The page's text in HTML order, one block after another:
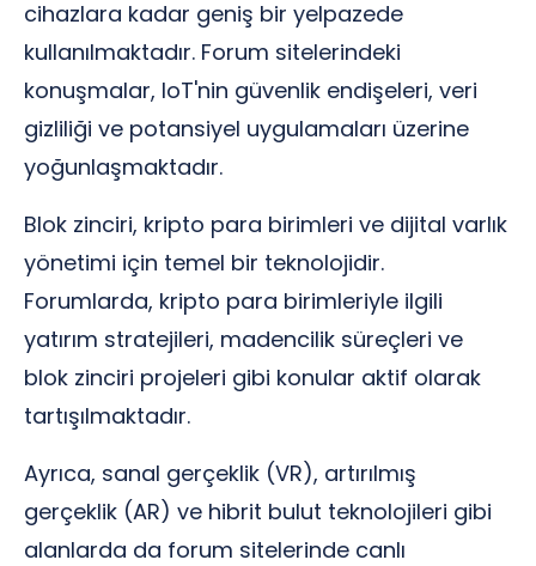
cihazlara kadar geniş bir yelpazede
kullanılmaktadır. Forum sitelerindeki
konuşmalar, IoT'nin güvenlik endişeleri, veri
gizliliği ve potansiyel uygulamaları üzerine
yoğunlaşmaktadır.
Blok zinciri, kripto para birimleri ve dijital varlık
yönetimi için temel bir teknolojidir.
Forumlarda, kripto para birimleriyle ilgili
yatırım stratejileri, madencilik süreçleri ve
blok zinciri projeleri gibi konular aktif olarak
tartışılmaktadır.
Ayrıca, sanal gerçeklik (VR), artırılmış
gerçeklik (AR) ve hibrit bulut teknolojileri gibi
alanlarda da forum sitelerinde canlı